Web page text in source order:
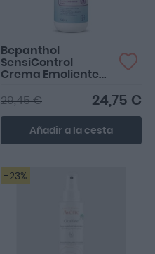
Bepanthol
SensiControl
Crema Emoliente
24,75 €
29,45 €
Añadir a la cesta
-23%